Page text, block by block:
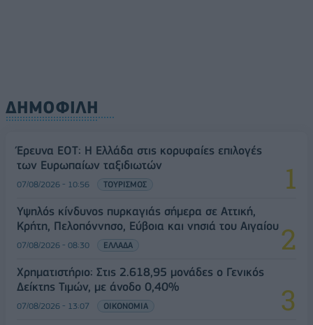
ΔΗΜΟΦΙΛΗ
Έρευνα ΕΟΤ: Η Ελλάδα στις κορυφαίες επιλογές
των Ευρωπαίων ταξιδιωτών
07/08/2026 - 10:56 ΤΟΥΡΙΣΜΟΣ
Υψηλός κίνδυνος πυρκαγιάς σήμερα σε Αττική,
Κρήτη, Πελοπόννησο, Εύβοια και νησιά του Αιγαίου
07/08/2026 - 08:30 ΕΛΛΑΔΑ
Χρηματιστήριο: Στις 2.618,95 μονάδες ο Γενικός
Δείκτης Τιμών, με άνοδο 0,40%
07/08/2026 - 13:07 ΟΙΚΟΝΟΜΙΑ